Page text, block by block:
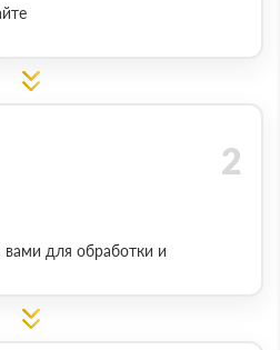
для обработки и